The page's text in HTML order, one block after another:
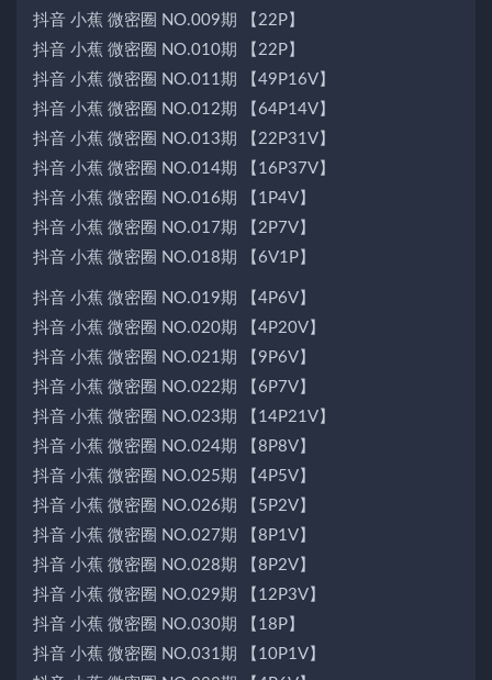
抖音 小蕉 微密圈 NO.009期 【22P】
抖音 小蕉 微密圈 NO.010期 【22P】
抖音 小蕉 微密圈 NO.011期 【49P16V】
抖音 小蕉 微密圈 NO.012期 【64P14V】
抖音 小蕉 微密圈 NO.013期 【22P31V】
抖音 小蕉 微密圈 NO.014期 【16P37V】
抖音 小蕉 微密圈 NO.016期 【1P4V】
抖音 小蕉 微密圈 NO.017期 【2P7V】
抖音 小蕉 微密圈 NO.018期 【6V1P】
抖音 小蕉 微密圈 NO.019期 【4P6V】
抖音 小蕉 微密圈 NO.020期 【4P20V】
抖音 小蕉 微密圈 NO.021期 【9P6V】
抖音 小蕉 微密圈 NO.022期 【6P7V】
抖音 小蕉 微密圈 NO.023期 【14P21V】
抖音 小蕉 微密圈 NO.024期 【8P8V】
抖音 小蕉 微密圈 NO.025期 【4P5V】
抖音 小蕉 微密圈 NO.026期 【5P2V】
抖音 小蕉 微密圈 NO.027期 【8P1V】
抖音 小蕉 微密圈 NO.028期 【8P2V】
抖音 小蕉 微密圈 NO.029期 【12P3V】
抖音 小蕉 微密圈 NO.030期 【18P】
抖音 小蕉 微密圈 NO.031期 【10P1V】